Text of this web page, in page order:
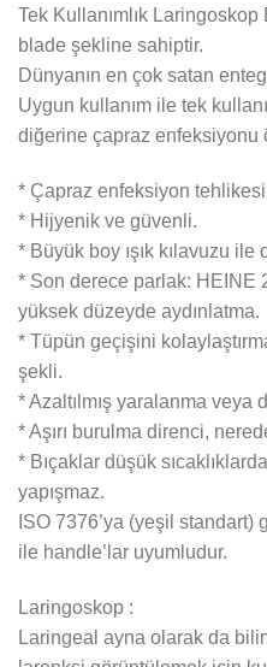
Tek Kullanımlık
blade şekline sahiptir.
Dünyanın en çok satan
Uygun kullanım ile tek
diğerine çapraz enfeksiyonu
* Çapraz enfeksiyon
* Hijyenik ve güvenli.
* Büyük boy ışık kılavuzu ile
* Son derece parlak: HEINE
yüksek düzeyde aydınlatma.
* Tüpün geçişini
şekli.
* Azaltılmış yaralanma veya
* Aşırı burulma direnci,
* Bıçaklar düşük
yapışmaz.
ISO 7376’ya (yeşil standart)
ile handle’lar uyumludur.
Laringoskop :
Laringeal ayna olarak da